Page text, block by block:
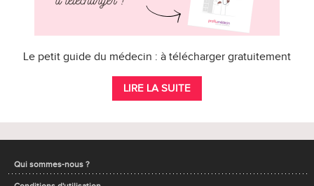
Le petit guide du médecin : à télécharger gratuitement
LIRE LA SUITE
Qui sommes-nous ?